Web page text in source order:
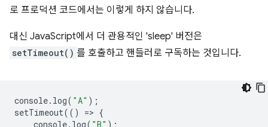
로 프로덕션 코드에서는 이렇게 하지 않습니다.
대신 JavaScript에서 더 관용적인 'sleep' 버전은
setTimeout() 를 호출하고 핸들러로 구독하는 것입니다.
console. log( "A" );
setTimeout(() => {
console. log( "B" );